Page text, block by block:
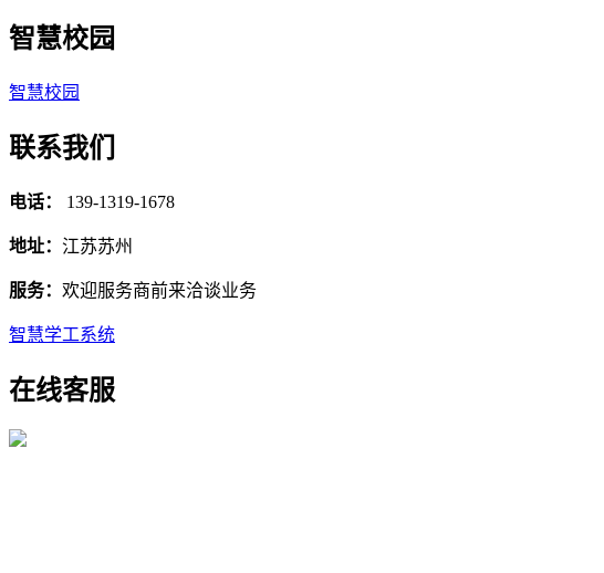
智慧校园
智慧校园
联系我们
电话： 139-1319-1678
地址： 江苏苏州
服务： 欢迎服务商前来洽谈业务
智慧学工系统
在线客服